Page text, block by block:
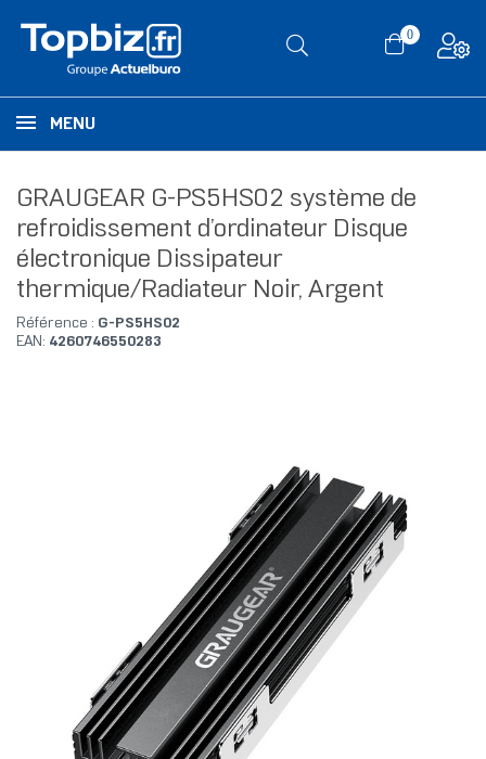
0
MENU
GRAUGEAR G-PS5HS02 système de
refroidissement d’ordinateur Disque
électronique Dissipateur
thermique/Radiateur Noir, Argent
Référence : G-PS5HS02
EAN: 4260746550283